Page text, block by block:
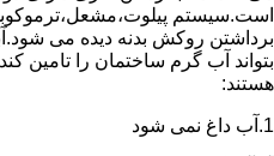
است.سیستم
برداشتن روکش بدنه دیده می
بتواند آب گرم ساختمان را تامین
هستند:
1.آب داغ نمی شود